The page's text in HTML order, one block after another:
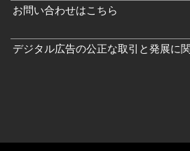
お問い合わせはこちら
デジタル広告の公正な取引と発展に